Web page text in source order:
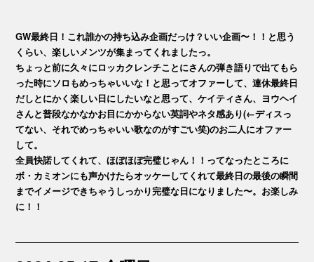
GW最終日！これ誰かの持ち込み企画だっけ？いい企画〜！！と思う
くらい、楽しいメンツが集まってくれましたっ。
ちょっと前に久々にロッカクレンチことにさんの弾き語りで出てもら
った時にソロもめっちゃいいな！と思ってオファーして、連休最終日
だしとにかく楽しい日にしたいなと思って、ケイティさん、ヨウヘイ
さんと普段なかなかお目にかからない英詞やネタ感あり(←ディスっ
てない、それでめっちゃいい歌なのがすごい笑)のお二人にオファー
して。
全員快諾してくれて、ほぼほぼ完璧じゃん！！ってなったところに
ボ・カミオンにも声かけたらオッケーしてくれて最終日の最後の瞬間
までイメージできちゃうしっかり完璧な日になりました〜。お楽しみ
に！！